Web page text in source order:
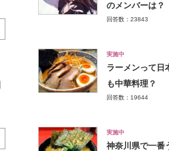
のメンバーは？
回答数：23843
実施中
ラーメンって日
も中華料理？
回答数：19644
実施中
神奈川県で一番